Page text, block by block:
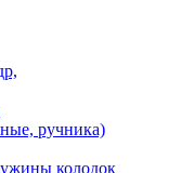
ручника)
колодок